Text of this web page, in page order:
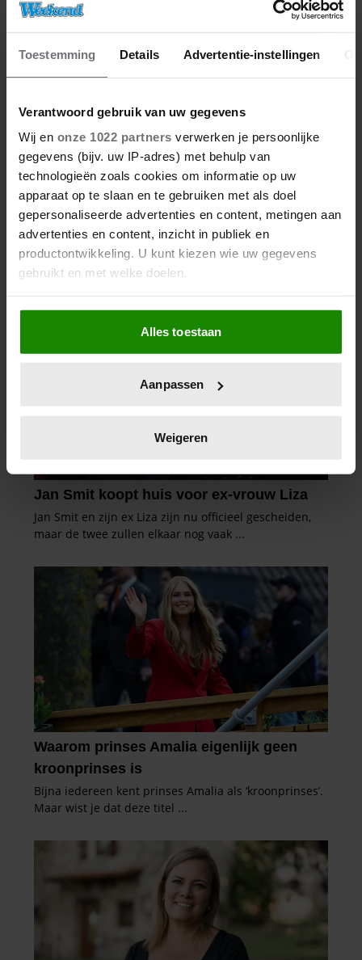
Toestemming Details Advertentie-instellingen
Verantwoord gebruik van uw gegevens
Wij en onze 1022 partners verwerken je persoonlijke
gegevens (bijv. uw IP-adres) met behulp van
technologieën zoals cookies om informatie op uw
apparaat op te slaan en te gebruiken met als doel
gepersonaliseerde advertenties en content, metingen aan
advertenties en content, inzicht in publiek en
productontwikkeling. U kunt kiezen wie uw gegevens
gebruikt en met welke doelen.
Als u het toestaat, willen we ook graag:
Informatie verzamelen over uw geografische
locatie, die tot een paar meter nauwkeurig kan zijn
scannen op specifieke eigenschappen (fingerprinting)
verwerkt en stel uw voorkeuren in het
intrekken in de Cookieverklaring.
We gebruiken cookies om content en advertenties te
personaliseren, om functies voor social media te bieden
informatie over uw gebruik van onze site met onze
partners voor social media, adverteren en analyse. Deze
partners kunnen deze gegevens combineren met andere
informatie die u aan ze heeft verstrekt of die ze hebben
verzameld op basis van uw gebruik van hun services. U
gaat akkoord met onze cookies als u onze website blijft
gebruiken.
Alles toestaan
Aanpassen
Weigeren
06/08/2026
ROXEANNE EN ANDRÉ HAZES
DENKEN TERUG AAN ‘KAPOT
ENGE’ HAZES-IMITATOR: ‘ECHT
NIET GOED BIJ JE PAASEI’